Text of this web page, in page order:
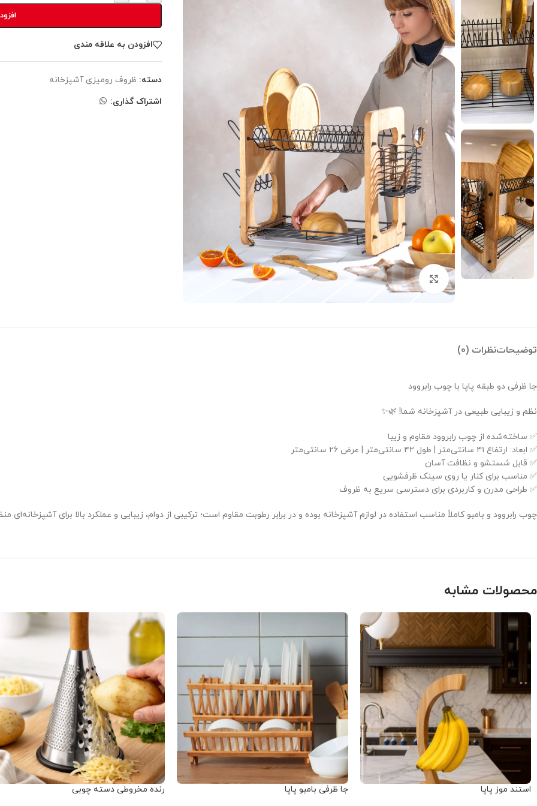
بزرگنمایی تصویر
افزودن به علاقه مندی
دسته: ظروف رومیزی آشپزخانه
اشتراک گذاری:
توضیحاتنظرات (0)
جا ظرفی دو طبقه پاپا با چوب رابروود
نظم و زیبایی طبیعی در آشپزخانه شما! 🌿✨
✅ ساخته‌شده از چوب رابروود مقاوم و زیبا
✅ ابعاد: ارتفاع ۴۱ سانتی‌متر | طول ۴۲ سانتی‌متر | عرض ۲۶ سانتی‌متر
✅ قابل شستشو و نظافت آسان
✅ مناسب برای کنار یا روی سینک ظرفشویی
✅ طراحی مدرن و کاربردی برای دسترسی سریع به ظروف
چوب رابروود و بامبو کاملاً مناسب استفاده در لوازم آشپزخانه بوده و در برابر رطوبت مقاوم است؛ ترکیبی از دوام، زیبایی و عملکرد بالا برای آشپزخانه‌ای
محصولات مشابه
استند موز پاپا جا ظرفی بامبو پاپا رنده مخروطی دسته چوبی